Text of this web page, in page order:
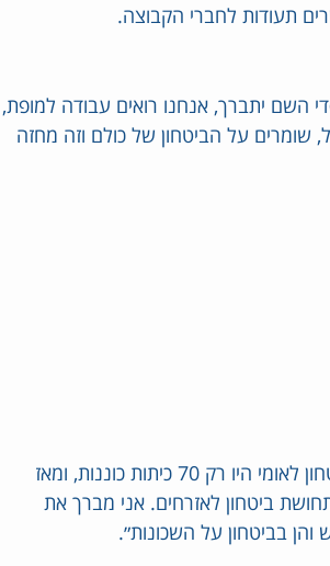
תעודות לחברי הקבוצה.
השם יתברך, אנחנו רואים עבודה למופת,
על הביטחון של כולם וזה מחזה
השר בן גביר ציין כי ״כאשר הגעתי למשרד לביטחון לאומי היו רק 70 כיתות כוננות, ומאז
שמוסיפים תחושת ביטחון לאזרחים. אני מברך את
בביטחון על השכונות״.